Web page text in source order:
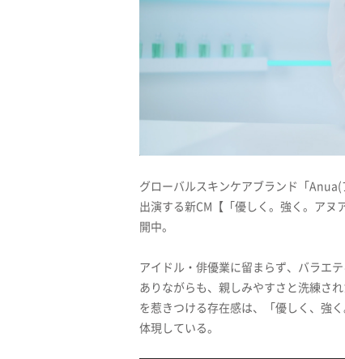
グローバルスキンケアブランド「
出演する新CM【「優しく。強く。ア
開中。
アイドル・俳優業に留まらず、バラエ
ありながらも、親しみやすさと洗練さ
を惹きつける存在感は、「優しく、強
体現している。